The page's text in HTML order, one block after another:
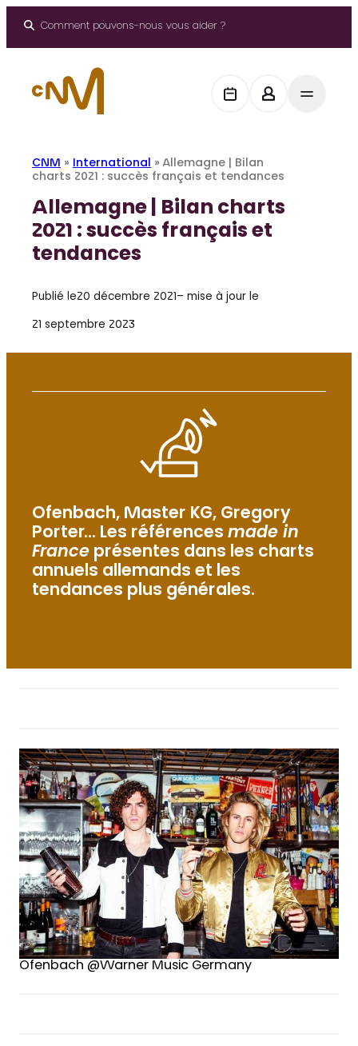
Comment pouvons-nous vous aider ?
CNM » International » Allemagne | Bilan
charts 2021 : succès français et tendances
Allemagne | Bilan charts
2021 : succès français et
tendances
Publié le20 décembre 2021 – mise à jour le
21 septembre 2023
Ofenbach, Master KG, Gregory
Porter… Les références made in
France présentes dans les charts
annuels allemands et les
tendances plus générales.
Ofenbach @Warner Music Germany